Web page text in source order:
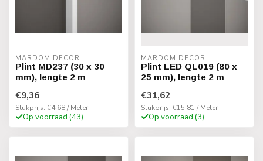
MARDOM DECOR
Plint MD237 (30 x 30
mm), lengte 2 m
€9,36
Stukprijs: €4,68 / Meter
Op voorraad (43)
MARDOM DECOR
Plint LED QL019 (80 x
25 mm), lengte 2 m
€31,62
Stukprijs: €15,81 / Meter
Op voorraad (3)